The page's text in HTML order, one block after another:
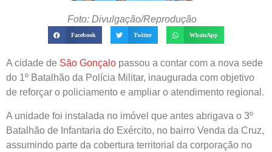
Foto: Divulgação/Reprodução
Facebook Twitter WhatsApp
A cidade de São Gonçalo passou a contar com a nova sede
do 1º Batalhão da Polícia Militar, inaugurada com objetivo
de reforçar o policiamento e ampliar o atendimento regional.
A unidade foi instalada no imóvel que antes abrigava o 3º
Batalhão de Infantaria do Exército, no bairro Venda da Cruz,
assumindo parte da cobertura territorial da corporação no